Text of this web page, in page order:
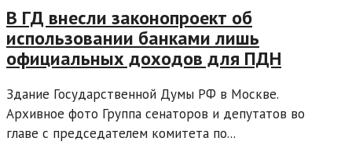
В ГД внесли законопроект об
использовании банками лишь
официальных доходов для ПДН
Здание Государственной Думы РФ в Москве.
Архивное фото Группа сенаторов и депутатов во
главе с председателем комитета по...